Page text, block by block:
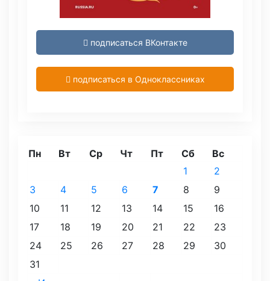
подписаться ВКонтакте
подписаться в Одноклассниках
Пн Вт Ср Чт Пт Сб Вс
1
2
3
4 5 6 7 8
9
10
11 12 13 14 15
16
17
18 19 20 21 22
23
24
25 26 27 28 29
30
31